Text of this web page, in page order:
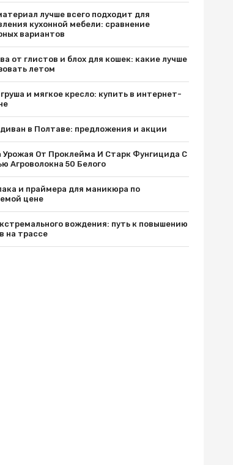
лучше всего подходит для
кухонной мебели: сравнение
вариантов
от глистов и блох для кошек: какие лучше
летом
и мягкое кресло: купить в интернет-
в Полтаве: предложения и акции
Урожая От Проклейма И Старк Фунгицида С
Агроволокна 50 Белого
и праймера для маникюра по
цене
вождения: путь к повышению
на трассе